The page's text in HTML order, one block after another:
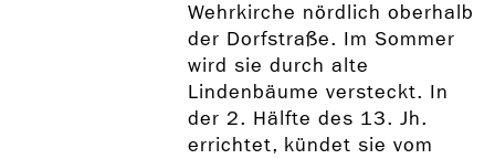
Wehrkirche nördlich oberhalb
der Dorfstraße. Im Sommer
wird sie durch alte
Lindenbäume versteckt. In
der 2. Hälfte des 13. Jh.
errichtet, kündet sie vom